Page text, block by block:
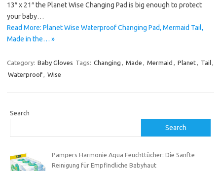
13″ x 21″ the Planet Wise Changing Pad is big enough to protect
your baby…
Read More: Planet Wise Waterproof Changing Pad, Mermaid Tail,
Made in the… »
Category: Baby Gloves Tags: Changing , Made , Mermaid , Planet, Tail,
Waterproof, Wise
Search
Search
Pampers Harmonie Aqua Feuchttücher: Die Sanfte
Reinigung für Empfindliche Babyhaut